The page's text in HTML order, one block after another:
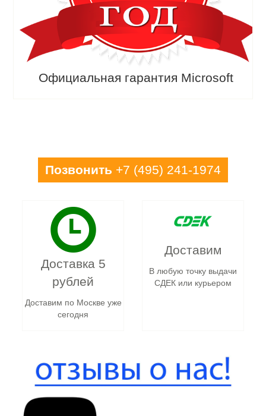
Официальная гарантия Microsoft
Позвонить +7 (495) 241-1974
Доставка 5
рублей
Доставим по Москве уже
сегодня
Доставим
В любую точку выдачи
СДЕК или курьером